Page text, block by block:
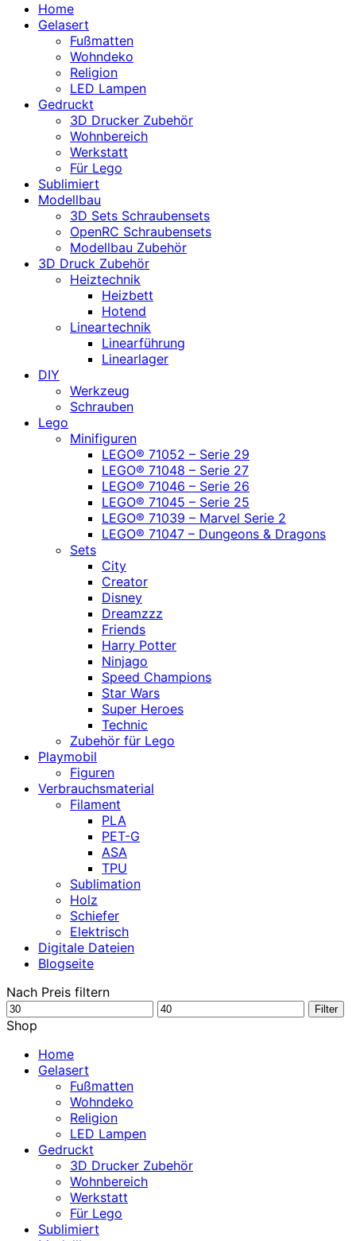
Home
Gelasert
Fußmatten
Wohndeko
Religion
LED Lampen
Gedruckt
3D Drucker Zubehör
Wohnbereich
Werkstatt
Für Lego
Sublimiert
Modellbau
3D Sets Schraubensets
OpenRC Schraubensets
Modellbau Zubehör
3D Druck Zubehör
Heiztechnik
Heizbett
Hotend
Lineartechnik
Linearführung
Linearlager
DIY
Werkzeug
Schrauben
Lego
Minifiguren
LEGO® 71052 – Serie 29
LEGO® 71048 – Serie 27
LEGO® 71046 – Serie 26
LEGO® 71045 – Serie 25
LEGO® 71039 – Marvel Serie 2
LEGO® 71047 – Dungeons & Dragons
Sets
City
Creator
Disney
Dreamzzz
Friends
Harry Potter
Ninjago
Speed Champions
Star Wars
Super Heroes
Technic
Zubehör für Lego
Playmobil
Figuren
Verbrauchsmaterial
Filament
PLA
PET-G
ASA
TPU
Sublimation
Holz
Schiefer
Elektrisch
Digitale Dateien
Blogseite
Nach Preis filtern
Min.
Preis
Max.
Filter
Shop
Home
Gelasert
Fußmatten
Wohndeko
Religion
LED Lampen
Gedruckt
3D Drucker Zubehör
Wohnbereich
Werkstatt
Für Lego
Sublimiert